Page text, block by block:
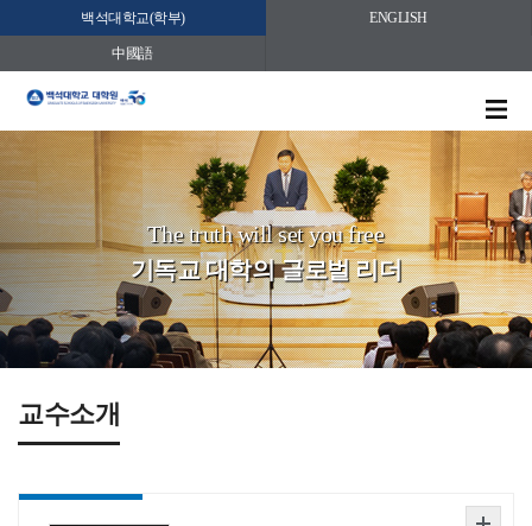
백석대학교(학부) ENGLISH
中國語
The truth will set you free
기독교 대학의 글로벌 리더
교수소개